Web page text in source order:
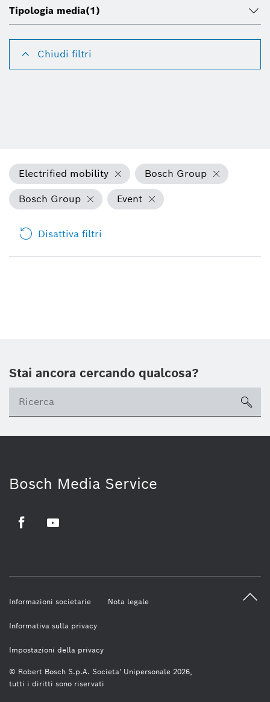
Tipologia media(1)
Chiudi filtri
Electrified mobility
Bosch Group
Bosch Group
Event
Disattiva filtri
Stai ancora cercando qualcosa?
Bosch Media Service
© Robert Bosch S.p.A. Societa' Unipersonale 2026,
tutti i diritti sono riservati
Informazioni societarie Nota legale
Informativa sulla privacy
Impostazioni della privacy